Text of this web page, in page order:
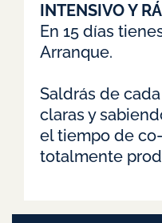
INTENSIVO Y
En 15 días
Arranque.
Saldrás de
claras y
el tiempo de
totalmente